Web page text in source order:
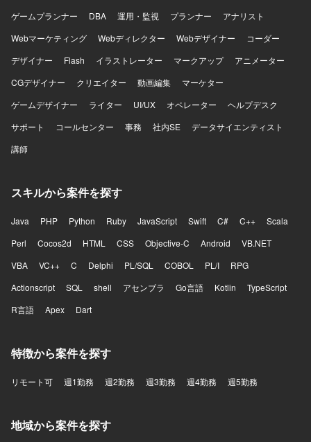
ゲームプランナー
DBA 運用・監視 プランナー
アナリスト
Webマーケティング
Webディレクター Webデザイナー
コーダー
デザイナー
Flash イラストレーター マークアップ
アニメーター
CGデザイナー
クリエイター 動画編集
マーケター
ゲームデザイナー
ライター UI/UX オペレーター
ヘルプデスク
サポート
コールセンター 事務 社内SE
データサイエンティスト
講師
スキルから案件を探す
Java PHP Python Ruby JavaScript Swift C# C++
Scala
Perl
Cocos2d HTML CSS Objective-C Android
VB.NET
VBA
VC++ C Delphi PL/SQL COBOL PL/I
RPG
Actionscript
SQL shell アセンブラ Go言語 Kotlin
TypeScript
R言語
Apex Dart
特徴から案件を探す
リモート可 週1勤務 週2勤務 週3勤務 週4勤務 週5勤務
地域から案件を探す